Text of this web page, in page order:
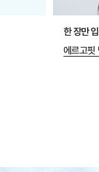
한 장만
에르고핏